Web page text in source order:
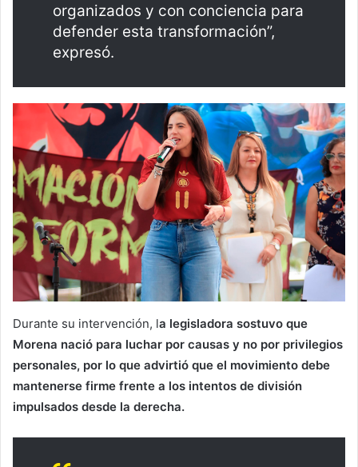
organizados y con conciencia para
defender esta transformación”,
expresó.
Durante su intervención, la legisladora sostuvo que
Morena nació para luchar por causas y no por privilegios
personales, por lo que advirtió que el movimiento debe
mantenerse firme frente a los intentos de división
impulsados desde la derecha.